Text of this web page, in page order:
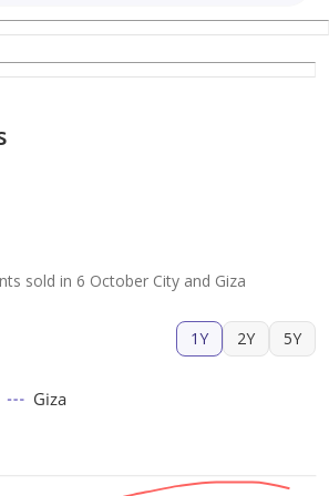
sold in 6 October City and Giza
1Y 2Y 5Y
Giza